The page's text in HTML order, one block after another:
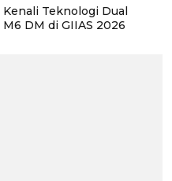
Teknologi Dual
DM di GIIAS 2026